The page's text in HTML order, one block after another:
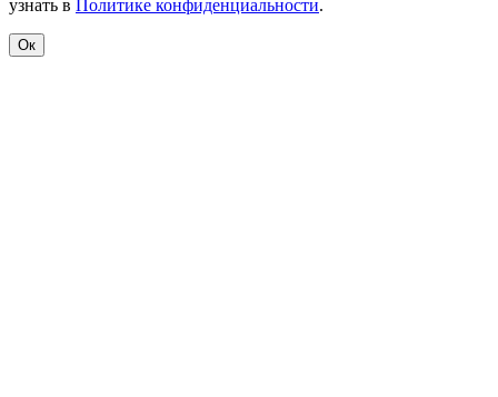
узнать в Политике конфиденциальности.
Ок